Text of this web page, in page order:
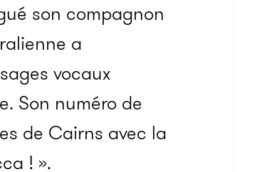
son compagnon
a
vocaux
Son numéro de
de Cairns avec la
! ».